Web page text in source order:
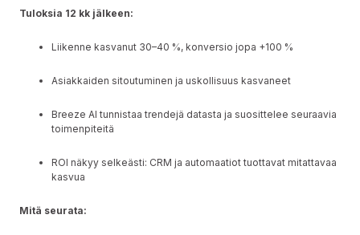
Tuloksia 12 kk jälkeen:
Liikenne kasvanut 30–40 %, konversio jopa +100 %
Asiakkaiden sitoutuminen ja uskollisuus kasvaneet
Breeze AI tunnistaa trendejä datasta ja suosittelee seuraavia
toimenpiteitä
ROI näkyy selkeästi: CRM ja automaatiot tuottavat mitattavaa
kasvua
Mitä seurata: